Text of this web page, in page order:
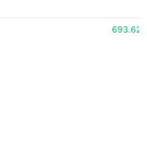
693.62%